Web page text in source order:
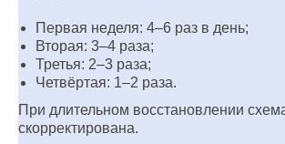
Первая неделя: 4–6 раз в день;
Вторая: 3–4 раза;
Третья: 2–3 раза;
Четвёртая: 1–2 раза.
При длительном восстановлении
скорректирована.